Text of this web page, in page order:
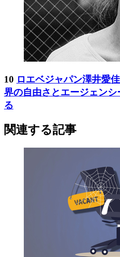
10 ロエベジャパン澤井愛
界の自由さとエージェン
る
関連する記事